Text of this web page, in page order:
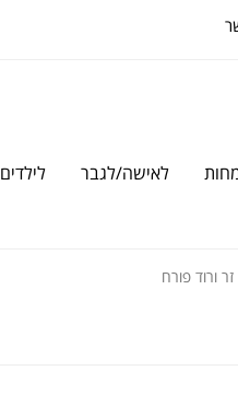
לאישה/לגבר לילדים
ורוד פורח